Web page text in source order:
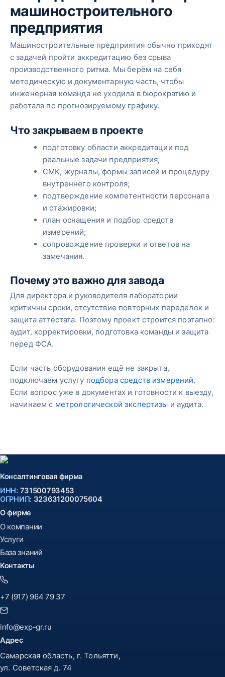
машиностроительного
предприятия
Машиностроительные предприятия обычно приходят
с задачей пройти аккредитацию без срыва
производственного ритма. Мы берём на себя
методическую и документарную часть, чтобы
инженерная команда не уходила в бюрократию и
работала по прогнозируемому графику.
Что закрываем в проекте
подготовку области аккредитации под
реальные задачи предприятия;
СМК, журналы, формы записей и процедуру
внутреннего контроля;
подтверждение компетентности персонала
и стажировки;
план оснащения и подбор средств
измерений;
сопровождение проверки и ответов на
замечания.
Почему это важно для завода
Для директора и руководителя лаборатории
критичны сроки, отсутствие повторных переделок и
защита аттестата. Поэтому проект строится поэтапно:
аудит, корректировки, подготовка команды и защита
перед ФСА.
Если часть оборудования ещё не закрыта,
подключаем услугу подбора средств измерений.
Если вопрос уже в документах и готовности к выезду,
начинаем с метрологической экспертизы и аудита.
Консалтинговая фирма
ИНН: 731500793453
ОГРНИП: 323631200075604
О фирме
О компании
Услуги
База знаний
Контакты
+7 (917) 964 79 37
info@exp-gr.ru
Адрес
Самарская область, г. Тольятти,
ул. Советская д. 74